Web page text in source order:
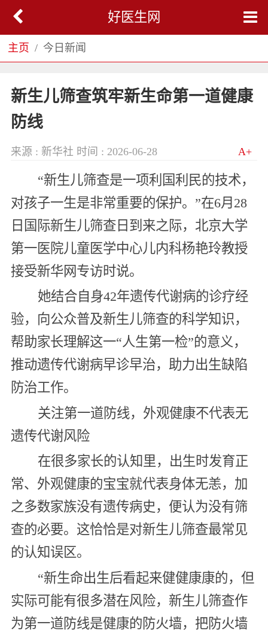
好医生网
主页 今日新闻
新生儿筛查筑牢新生命第一道健康
防线
来源 : 新华社 时间 : 2026-06-28 A+
“新生儿筛查是一项利国利民的技术，
对孩子一生是非常重要的保护。”在6月28
日国际新生儿筛查日到来之际，北京大学
第一医院儿童医学中心儿内科杨艳玲教授
接受新华网专访时说。
她结合自身42年遗传代谢病的诊疗经
验，向公众普及新生儿筛查的科学知识，
帮助家长理解这一“人生第一检”的意义，
推动遗传代谢病早诊早治，助力出生缺陷
防治工作。
关注第一道防线，外观健康不代表无
遗传代谢风险
在很多家长的认知里，出生时发育正
常、外观健康的宝宝就代表身体无恙，加
之多数家族没有遗传病史，便认为没有筛
查的必要。这恰恰是对新生儿筛查最常见
的认知误区。
“新生命出生后看起来健健康康的，但
实际可能有很多潜在风险，新生儿筛查作
为第一道防线是健康的防火墙，把防火墙